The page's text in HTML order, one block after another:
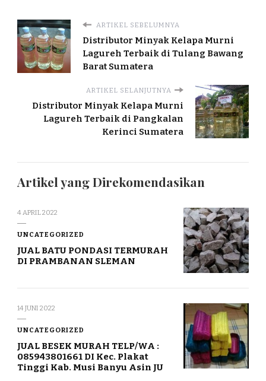
ARTIKEL SEBELUMNYA
Distributor Minyak Kelapa Murni
Lagureh Terbaik di Tulang Bawang
Barat Sumatera
ARTIKEL SELANJUTNYA
Distributor Minyak Kelapa Murni
Lagureh Terbaik di Pangkalan
Kerinci Sumatera
Artikel yang Direkomendasikan
4 APRIL 2022
UNCATEGORIZED
JUAL BATU PONDASI TERMURAH
DI PRAMBANAN SLEMAN
14 JUNI 2022
UNCATEGORIZED
JUAL BESEK MURAH TELP/WA :
085943801661 DI Kec. Plakat
Tinggi Kab. Musi Banyu Asin JU